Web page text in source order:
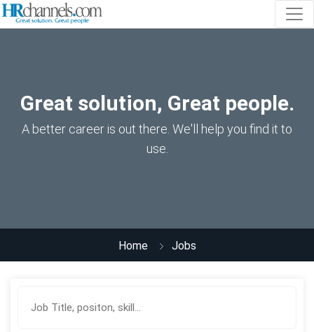
Great solution, Great people.
A better career is out there. We'll help you find it to
use.
Home Jobs